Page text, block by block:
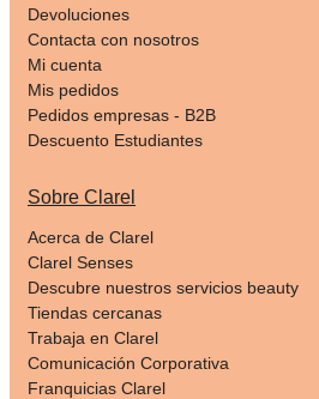
Devoluciones
Contacta con nosotros
Mi cuenta
Mis pedidos
Pedidos empresas - B2B
Descuento Estudiantes
Sobre Clarel
Acerca de Clarel
Clarel Senses
Descubre nuestros servicios beauty
Tiendas cercanas
Trabaja en Clarel
Comunicación Corporativa
Franquicias Clarel